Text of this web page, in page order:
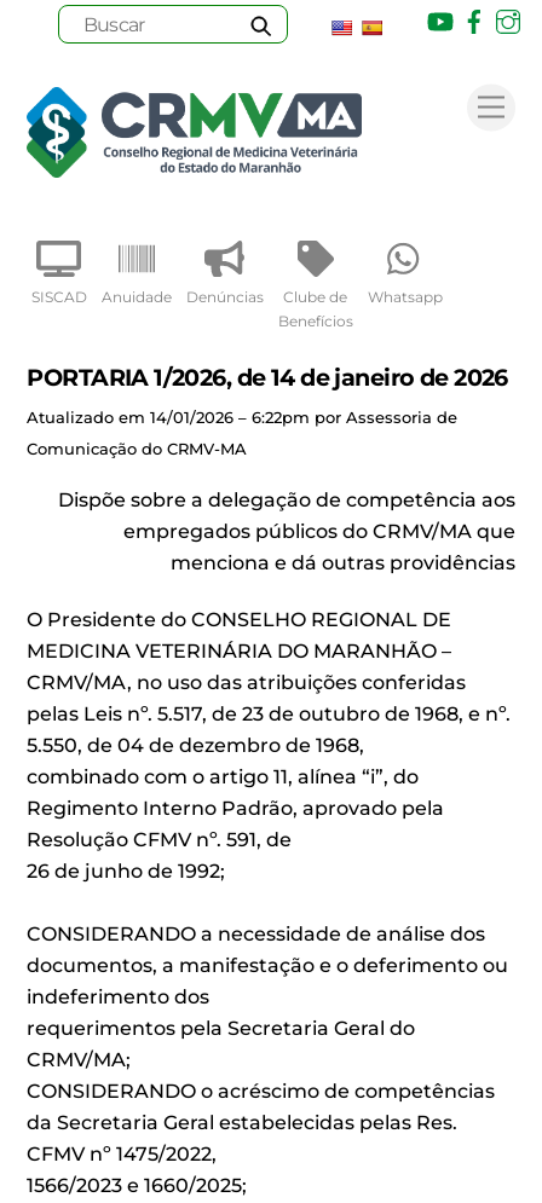
content
SISCAD Anuidade Denúncias
Clube de
Benefícios
Whatsapp
Youtube
PORTARIA 1/2026, de 14 de janeiro de 2026
Atualizado em 14/01/2026 – 6:22pm por Assessoria de
Comunicação do CRMV-MA
Dispõe sobre a delegação de competência aos
empregados públicos do CRMV/MA que
menciona e dá outras providências
O Presidente do CONSELHO REGIONAL DE
MEDICINA VETERINÁRIA DO MARANHÃO –
CRMV/MA, no uso das atribuições conferidas
pelas Leis nº. 5.517, de 23 de outubro de 1968, e nº.
5.550, de 04 de dezembro de 1968,
combinado com o artigo 11, alínea “i”, do
Regimento Interno Padrão, aprovado pela
Resolução CFMV nº. 591, de
26 de junho de 1992;
CONSIDERANDO a necessidade de análise dos
documentos, a manifestação e o deferimento ou
indeferimento dos
requerimentos pela Secretaria Geral do
CRMV/MA;
CONSIDERANDO o acréscimo de competências
da Secretaria Geral estabelecidas pelas Res.
CFMV nº 1475/2022,
1566/2023 e 1660/2025;